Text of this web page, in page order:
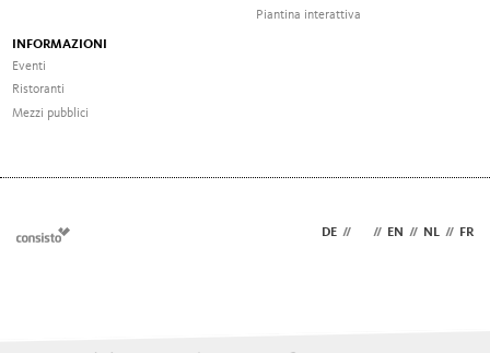
Piantina interattiva
INFORMAZIONI
Eventi
Ristoranti
Mezzi pubblici
DE // // EN // NL // FR